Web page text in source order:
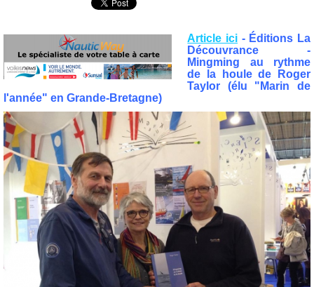
Article ici - Éditions La
Découvrance -
Mingming au rythme
de la houle de Roger
Taylor (élu "Marin de
l'année" en Grande-Bretagne)